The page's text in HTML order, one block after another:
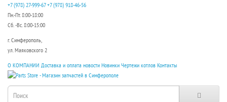
+7 (978) 27-999-67 +7 (978) 918-46-56
Пн.-Пт. 8:00-18:00
Сб. -Вс. 8:00-15:00
г. Симферополь,
ул. Маяковского 2
О КОМПАНИИ Доставка и оплата новости Новинки Чертежи котлов Контакты